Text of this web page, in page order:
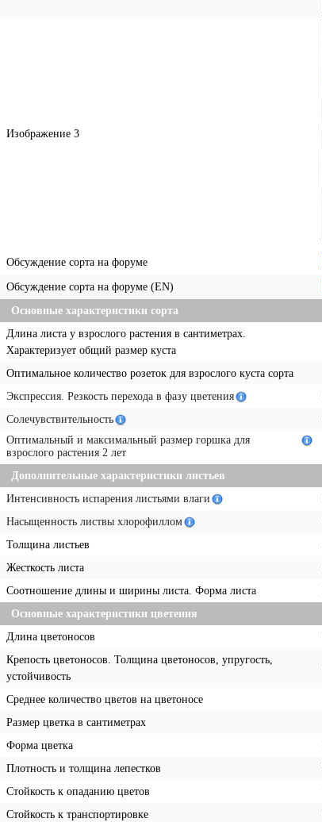
Изображение 3
Обсуждение сорта на форуме
Обсуждение сорта на форуме (EN)
Основные характеристики сорта
Длина листа у взрослого растения в сантиметрах.
Характеризует общий размер куста
Оптимальное количество розеток для взрослого куста сорта
Экспрессия. Резкость перехода в фазу цветения
Солечувствительность
Оптимальный и максимальный размер горшка для
взрослого растения 2 лет
Дополнительные характеристики листьев
Интенсивность испарения листьями влаги
Насыщенность листвы хлорофиллом
Толщина листьев
Жесткость листа
Соотношение длины и ширины листа. Форма листа
Основные характеристики цветения
Длина цветоносов
Крепость цветоносов. Толщина цветоносов, упругость,
устойчивость
Среднее количество цветов на цветоносе
Размер цветка в сантиметрах
Форма цветка
Плотность и толщина лепестков
Стойкость к опаданию цветов
Стойкость к транспортировке